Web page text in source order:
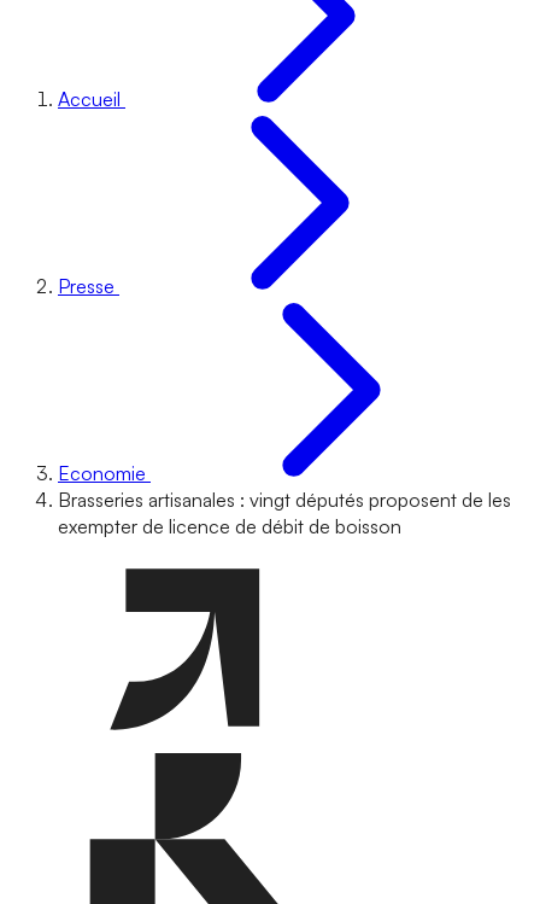
Accueil
Presse
Economie
Brasseries artisanales : vingt députés proposent de les
exempter de licence de débit de boisson